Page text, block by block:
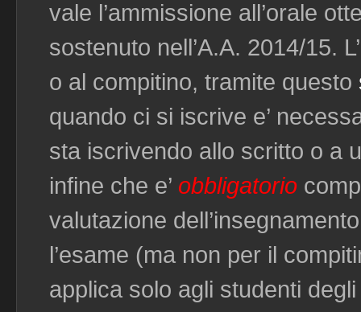
vale l’ammissione all’orale
sostenuto nell’A.A. 2014/15.
o al compitino, tramite questo
quando ci si iscrive e’
sta iscrivendo allo scritto o a
infine che e’ obbligatorio
valutazione
l’esame (ma non per il
applica solo agli studenti